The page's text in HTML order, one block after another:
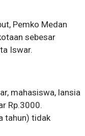
Pemko Medan
sebesar
Iswar.
mahasiswa, lansia
Rp.3000.
tahun) tidak